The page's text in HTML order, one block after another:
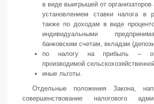
в виде выигрышей от организаторов
установлением ставки налога в
также по доходам в виде
индивидуальными
банковским счетам, вкладам
по налогу на прибыль – от
производимой
иные льготы.
Отдельные положения Закона,
совершенствование налогового